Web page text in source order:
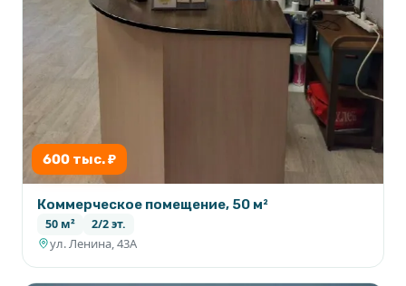
600 тыс. ₽
Коммерческое помещение, 50 м²
50 м² 2/2 эт.
ул. Ленина, 43А